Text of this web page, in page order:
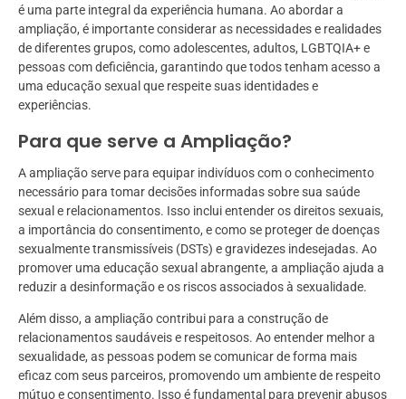
é uma parte integral da experiência humana. Ao abordar a
ampliação, é importante considerar as necessidades e realidades
de diferentes grupos, como adolescentes, adultos, LGBTQIA+ e
pessoas com deficiência, garantindo que todos tenham acesso a
uma educação sexual que respeite suas identidades e
experiências.
Para que serve a Ampliação?
A ampliação serve para equipar indivíduos com o conhecimento
necessário para tomar decisões informadas sobre sua saúde
sexual e relacionamentos. Isso inclui entender os direitos sexuais,
a importância do consentimento, e como se proteger de doenças
sexualmente transmissíveis (DSTs) e gravidezes indesejadas. Ao
promover uma educação sexual abrangente, a ampliação ajuda a
reduzir a desinformação e os riscos associados à sexualidade.
Além disso, a ampliação contribui para a construção de
relacionamentos saudáveis e respeitosos. Ao entender melhor a
sexualidade, as pessoas podem se comunicar de forma mais
eficaz com seus parceiros, promovendo um ambiente de respeito
mútuo e consentimento. Isso é fundamental para prevenir abusos